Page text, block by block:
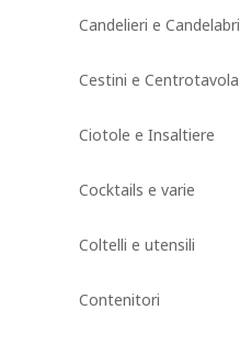
Candelieri e Candelabri
Cestini e Centrotavola
Ciotole e Insaltiere
Cocktails e varie
Coltelli e utensili
Contenitori